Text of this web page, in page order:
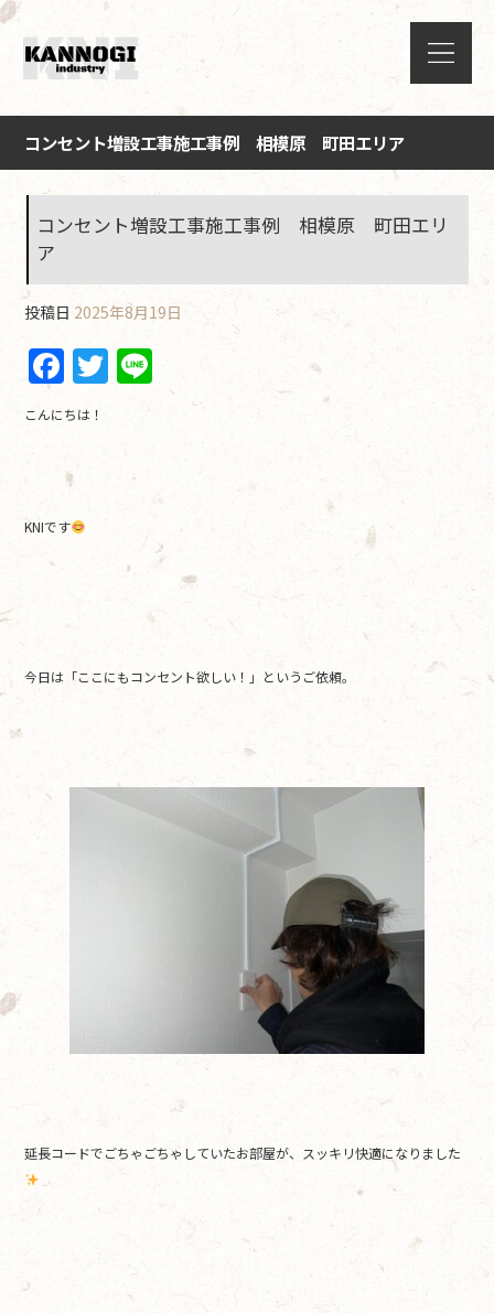
コンセント増設工事施工事例 相模原 町田エリア
コンセント増設工事施工事例 相模原 町田エリ
ア
投稿日 2025年8月19日
F
a
c
e
b
o
k
T
w
er
n
こんにちは！
KNIです
今日は「ここにもコンセント欲しい！」というご依頼。
延長コードでごちゃごちゃしていたお部屋が、スッキリ快適になりました